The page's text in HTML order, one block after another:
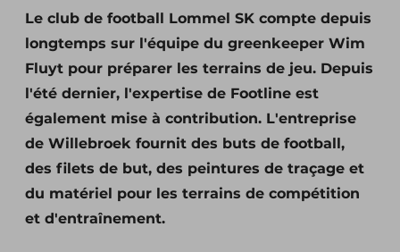
Le club de football Lommel SK compte depuis
longtemps sur l'équipe du greenkeeper Wim
Fluyt pour préparer les terrains de jeu. Depuis
l'été dernier, l'expertise de Footline est
également mise à contribution. L'entreprise
de Willebroek fournit des buts de football,
des filets de but, des peintures de traçage et
du matériel pour les terrains de compétition
et d'entraînement.